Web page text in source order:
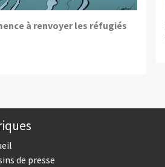
à renvoyer les réfugiés
de presse